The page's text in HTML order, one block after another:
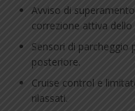
Avviso di
correzione attiva dello
Sensori di parcheggio
posteriore.
Cruise control e
rilassati.